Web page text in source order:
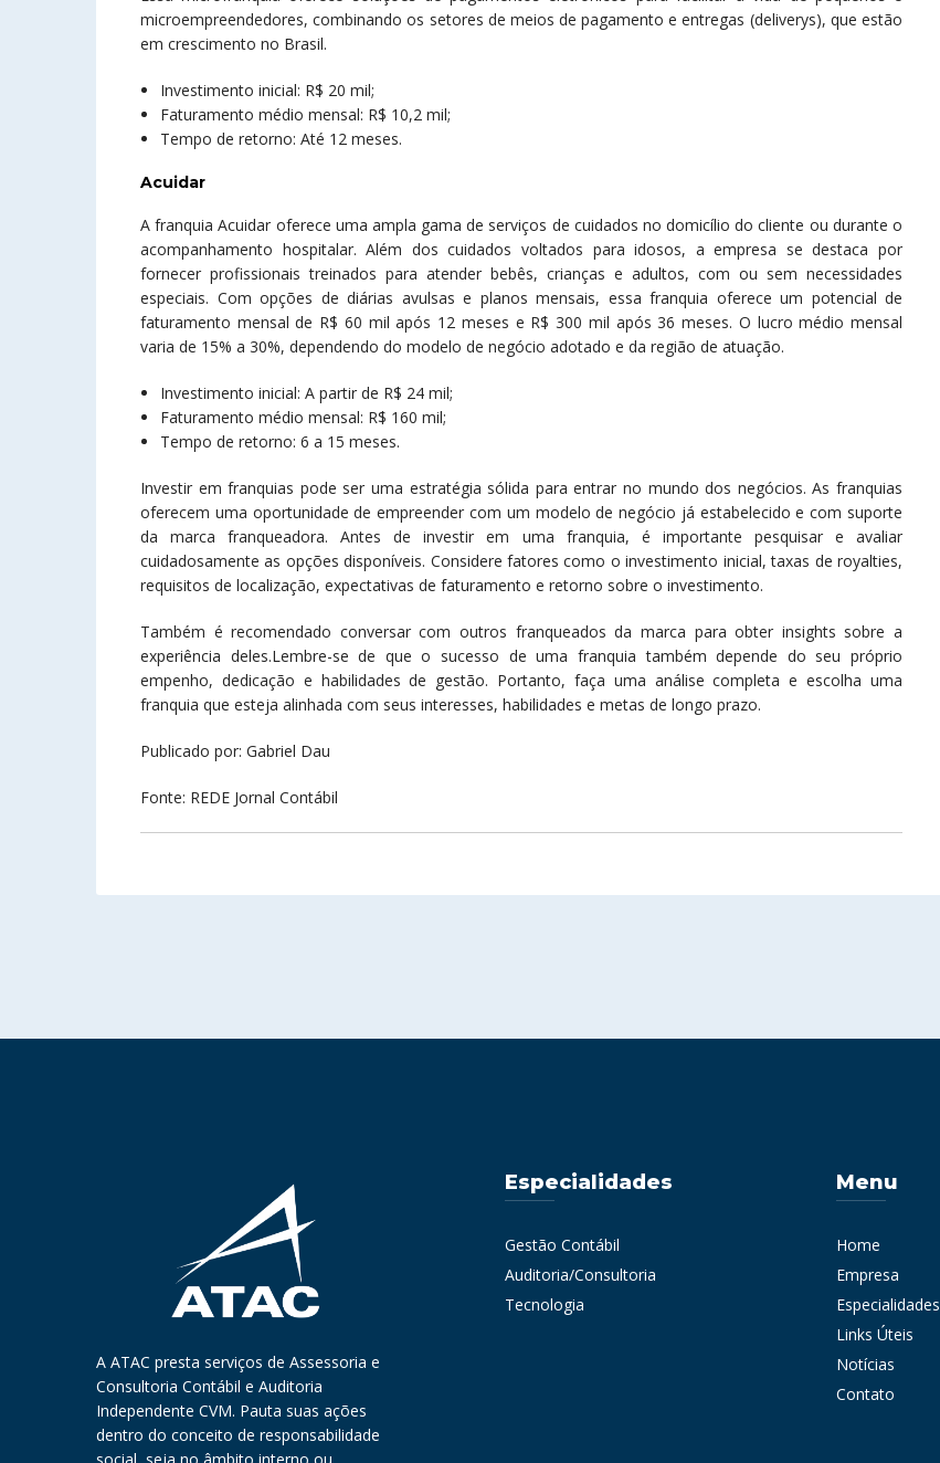
microempreendedores, combinando os setores de meios de pagamento e entregas (deliverys), que estão
em crescimento no Brasil.
Investimento inicial: R$ 20 mil;
Faturamento médio mensal: R$ 10,2 mil;
Tempo de retorno: Até 12 meses.
Acuidar
A franquia Acuidar oferece uma ampla gama de serviços de cuidados no domicílio do cliente ou durante o
acompanhamento hospitalar. Além dos cuidados voltados para idosos, a empresa se destaca por
fornecer profissionais treinados para atender bebês, crianças e adultos, com ou sem necessidades
especiais. Com opções de diárias avulsas e planos mensais, essa franquia oferece um potencial de
faturamento mensal de R$ 60 mil após 12 meses e R$ 300 mil após 36 meses. O lucro médio mensal
varia de 15% a 30%, dependendo do modelo de negócio adotado e da região de atuação.
Investimento inicial: A partir de R$ 24 mil;
Faturamento médio mensal: R$ 160 mil;
Tempo de retorno: 6 a 15 meses.
Investir em franquias pode ser uma estratégia sólida para entrar no mundo dos negócios. As franquias
oferecem uma oportunidade de empreender com um modelo de negócio já estabelecido e com suporte
da marca franqueadora. Antes de investir em uma franquia, é importante pesquisar e avaliar
cuidadosamente as opções disponíveis. Considere fatores como o investimento inicial, taxas de royalties,
requisitos de localização, expectativas de faturamento e retorno sobre o investimento.
Também é recomendado conversar com outros franqueados da marca para obter insights sobre a
experiência deles.Lembre-se de que o sucesso de uma franquia também depende do seu próprio
empenho, dedicação e habilidades de gestão. Portanto, faça uma análise completa e escolha uma
franquia que esteja alinhada com seus interesses, habilidades e metas de longo prazo.
Publicado por: Gabriel Dau
Fonte: REDE Jornal Contábil
A ATAC presta serviços de Assessoria e
Consultoria Contábil e Auditoria
Independente CVM. Pauta suas ações
dentro do conceito de responsabilidade
Especialidades
Gestão Contábil
Auditoria/Consultoria
Tecnologia
Menu
Home
Empresa
Especialidades
Links Úteis
Notícias
Contato